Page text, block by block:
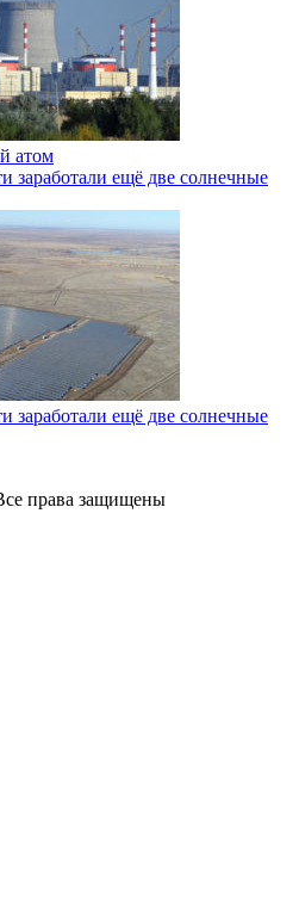
атом
заработали ещё две солнечные
заработали ещё две солнечные
права защищены